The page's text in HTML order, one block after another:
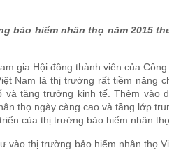
bảo hiểm nhân thọ năm 2015 theo
gia Hội đồng thành viên của Công ty
Nam là thị trường rất tiềm năng cho
tăng trưởng kinh tế. Thêm vào đó,
thọ ngày càng cao và tầng lớp trung
của thị trường bảo hiểm nhân thọ.
thị trường bảo hiểm nhân thọ Việt